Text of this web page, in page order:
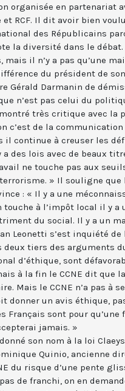
organisée en partenariat
et RCF. Il dit avoir bien
des Républicains
la diversité dans le
il n’y a pas qu’une
du président de
Gérald Darmanin de
n’est pas celui du
très critique avec la
c’est de la
il continue à creuser les
des lois avec de beaux
ne touche pas aux
» Il souligne que
: « Il y a une
à l’impôt local il y a
du social. Il y a un
Leonetti s’est inquiété
tiers des arguments
d’éthique, sont
à la fin le CCNE dit que
Mais le CCNE n’a pas à
donner un avis éthique,
Français sont pour qu’une
jamais. »
son nom à la loi
Quinio, ancienne
du risque d’une pente
de franchi, on en